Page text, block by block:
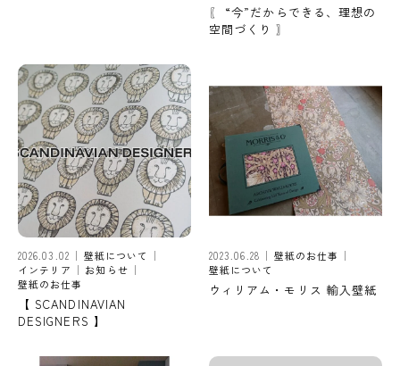
〖 “今”だからできる、理想の
空間づくり 〗
2026.03.02
壁紙について
インテリア
お知らせ
壁紙のお仕事
【 SCANDINAVIAN
DESIGNERS 】
2023.06.28
壁紙のお仕事
壁紙について
ウィリアム・モリス 輸入壁紙